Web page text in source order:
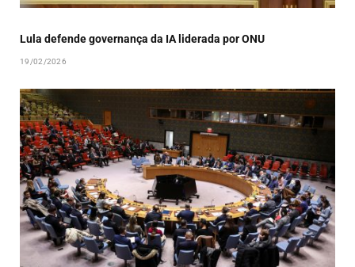
Lula defende governança da IA liderada por ONU
19/02/2026